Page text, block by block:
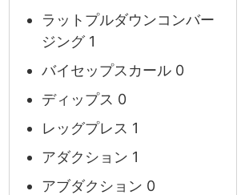
ラットプルダウンコンバー
ジング 1
バイセップスカール 0
ディップス 0
レッグプレス 1
アダクション 1
アブダクション 0